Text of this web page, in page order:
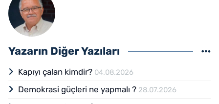
Yazarın Diğer Yazıları
Kapıyı çalan kimdir? 04.08.2026
Demokrasi güçleri ne yapmalı ? 28.07.2026